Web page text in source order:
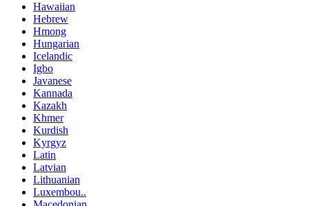
Hawaiian
Hebrew
Hmong
Hungarian
Icelandic
Igbo
Javanese
Kannada
Kazakh
Khmer
Kurdish
Kyrgyz
Latin
Latvian
Lithuanian
Luxembou..